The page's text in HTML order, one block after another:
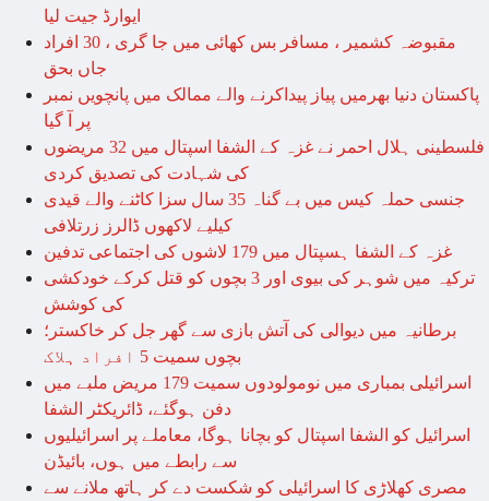
ایوارڈ جیت لیا
مقبوضہ کشمیر ، مسافر بس کھائی میں جا گری ، 30 افراد
جاں بحق
پاکستان دنیا بھرمیں پیاز پیداکرنے والے ممالک میں پانچویں نمبر
پر آ گیا
فلسطینی ہلال احمر نے غزہ کے الشفا اسپتال میں 32 مریضوں
کی شہادت کی تصدیق کردی
جنسی حملہ کیس میں بے گناہ 35 سال سزا کاٹنے والے قیدی
کیلیے لاکھوں ڈالرز زرتلافی
غزہ کے الشفا ہسپتال میں 179 لاشوں کی اجتماعی تدفین
ترکیہ میں شوہر کی بیوی اور 3 بچوں کو قتل کرکے خودکشی
کی کوشش
برطانیہ میں دیوالی کی آتش بازی سے گھر جل کر خاکستر؛
بچوں سمیت 5 افراد ہلاک
اسرائیلی بمباری میں نومولودوں سمیت 179 مریض ملبے میں
دفن ہوگئے، ڈائریکٹر الشفا
اسرائیل کو الشفا اسپتال کو بچانا ہوگا، معاملے پر اسرائیلیوں
سے رابطے میں ہوں، بائیڈن
مصری کھلاڑی کا اسرائیلی کو شکست دے کر ہاتھ ملانے سے